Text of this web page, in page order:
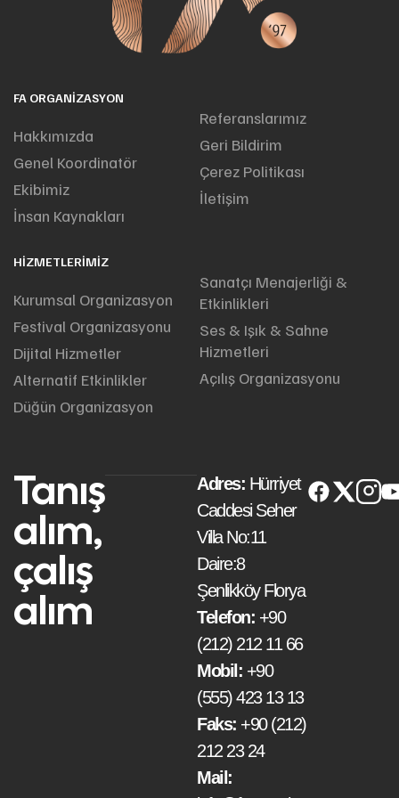
FA ORGANIZASYON
Hakkımızda
Genel Koordinatör
Ekibimiz
İnsan Kaynakları
Referanslarımız
Geri Bildirim
Çerez Politikası
İletişim
HIZMETLERIMIZ
Kurumsal Organizasyon
Festival Organizasyonu
Dijital Hizmetler
Alternatif Etkinlikler
Düğün Organizasyon
Sanatçı Menajerliği &
Etkinlikleri
Ses & Işık & Sahne
Hizmetleri
Açılış Organizasyonu
Tanış
alım,
çalış
alım
Adres: Hürriyet
Caddesi Seher
Villa No:11
Daire:8
Şenlikköy Florya
Telefon: +90
(212) 212 11 66
Mobil: +90
(555) 423 13 13
Faks: +90 (212)
212 23 24
Mail: